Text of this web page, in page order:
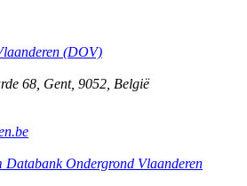
(DOV)
68 Gent, 9052 België
Databank Ondergrond Vlaanderen